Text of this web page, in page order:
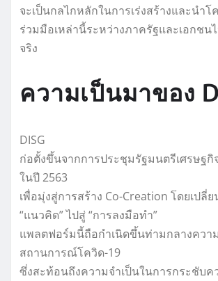
จะเป็นกลไกหลักในการเร่งสร้างและนำโ
ร่วมมือเหล่านี้ระหว่างภาครัฐและเอกชน
จริง
ความเป็นมาของ
DISG
ก่อตั้งขึ้นจากการประชุมรัฐมนตรีเศรษฐ
ในปี 2563
เพื่อมุ่งสู่การสร้าง Co-Creation โดยเปลี่ย
“แนวคิด” ไปสู่ “การลงมือทำ”
แพลตฟอร์มนี้ถือกำเนิดขึ้นท่ามกลางควา
สถานการณ์โควิด-19
ซึ่งสะท้อนถึงความจำเป็นในการกระชับ